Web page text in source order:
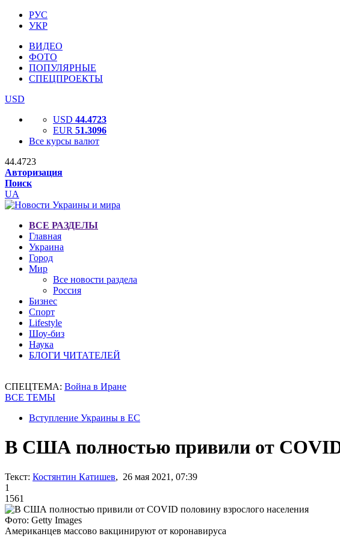
РУС
УКР
ВИДЕО
ФОТО
ПОПУЛЯРНЫЕ
СПЕЦПРОЕКТЫ
USD
USD 44.4723
EUR 51.3096
Все курсы валют
44.4723
Авторизация
Поиск
UA
ВСЕ РАЗДЕЛЫ
Главная
Украина
Город
Мир
Все новости раздела
Россия
Бизнес
Спорт
Lifestyle
Шоу-биз
Наука
БЛОГИ ЧИТАТЕЛЕЙ
СПЕЦТЕМА: Война в Иране
ВСЕ ТЕМЫ
Вступление Украины в ЕС
В США полностью привили от COVID
Текст: Костянтин Катишев, 26 мая 2021, 07:39
1
1561
Фото: Getty Images
Американцев массово вакцинируют от коронавируса